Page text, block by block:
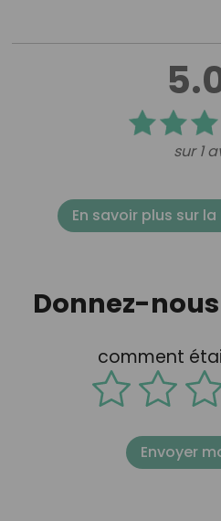
sur 1
En savoir plus sur
Donnez-
comment
Envoyer